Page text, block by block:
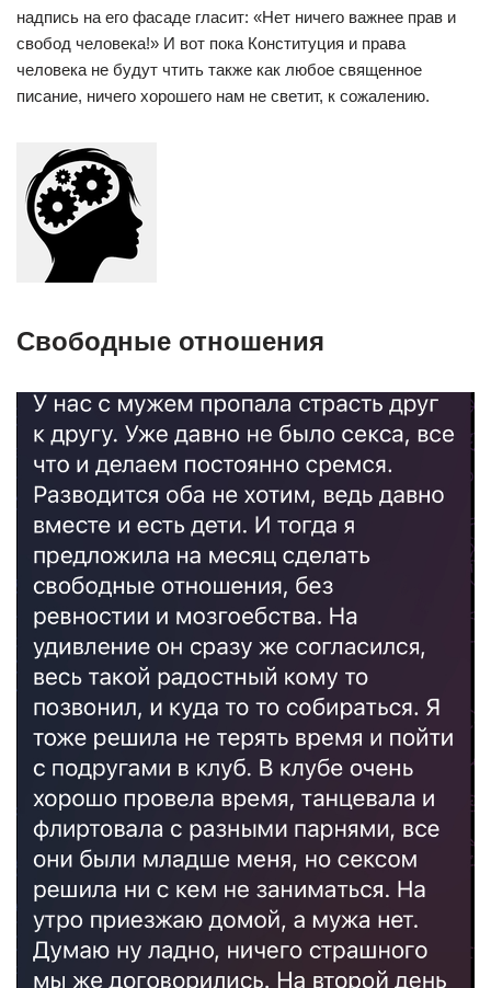
надпись на его фасаде гласит: «Нет ничего важнее прав и
свобод человека!» И вот пока Конституция и права
человека не будут чтить также как любое священное
писание, ничего хорошего нам не светит, к сожалению.
Свободные отношения⁠ ⁠